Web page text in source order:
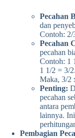
Pecahan
dan
Contoh:
Pecahan
pecahan
Contoh: 1
1 1/2 = 3/2.
Maka, 3/2
Penting:
pecahan
antara
lainnya.
Pembagian